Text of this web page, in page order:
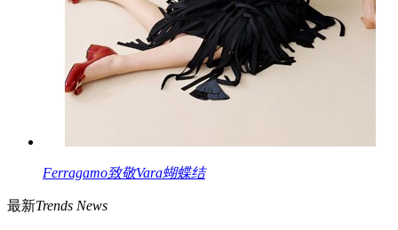
Ferragamo致敬Vara蝴蝶结
最新Trends News